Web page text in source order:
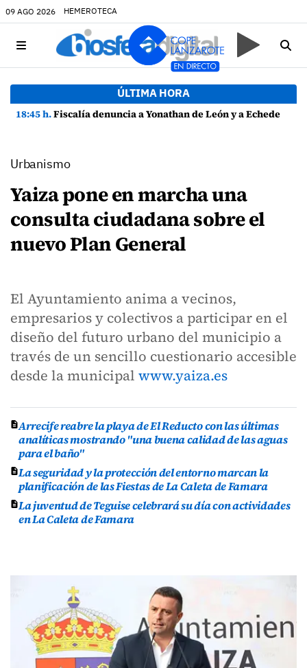
09 AGO 2026 HEMEROTECA
ÚLTIMA HORA
18:45 h.Fiscalía denuncia a Yonathan de León y a Echedey Eugenio por presuntas anomalías en contratos festivos
Urbanismo
Yaiza pone en marcha una
consulta ciudadana sobre el
nuevo Plan General
El Ayuntamiento anima a vecinos,
empresarios y colectivos a participar en el
diseño del futuro urbano del municipio a
través de un sencillo cuestionario accesible
desde la municipal www.yaiza.es
Arrecife reabre la playa de El Reducto con las últimas
analíticas mostrando "una buena calidad de las aguas
para el baño"
La seguridad y la protección del entorno marcan la
planificación de las Fiestas de La Caleta de Famara
La juventud de Teguise celebrará su día con actividades
en La Caleta de Famara